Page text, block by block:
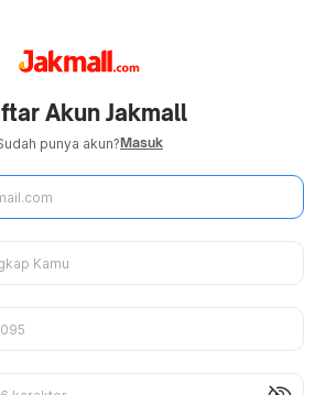
Akun Jakmall
punya akun?Masuk